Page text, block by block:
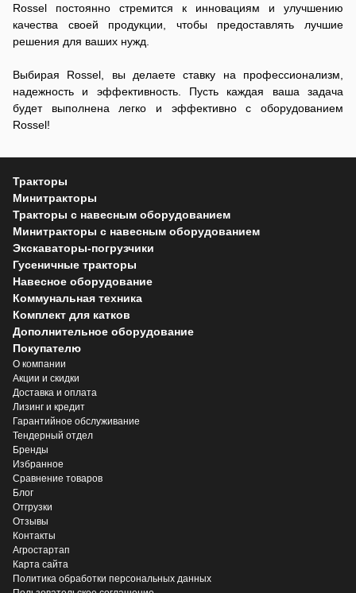
Rossel постоянно стремится к инновациям и улучшению
качества своей продукции, чтобы предоставлять лучшие
решения для ваших нужд.
Выбирая Rossel, вы делаете ставку на профессионализм,
надежность и эффективность. Пусть каждая ваша задача
будет выполнена легко и эффективно с оборудованием
Rossel!
Тракторы
Минитракторы
Тракторы с навесным оборудованием
Минитракторы с навесным оборудованием
Экскаваторы-погрузчики
Гусеничные тракторы
Навесное оборудование
Коммунальная техника
Комплект для катков
Дополнительное оборудование
Покупателю
О компании
Акции и скидки
Доставка и оплата
Лизинг и кредит
Гарантийное обслуживание
Тендерный отдел
Бренды
Избранное
Сравнение товаров
Блог
Отгрузки
Отзывы
Контакты
Агростартап
Карта сайта
Политика обработки персональных данных